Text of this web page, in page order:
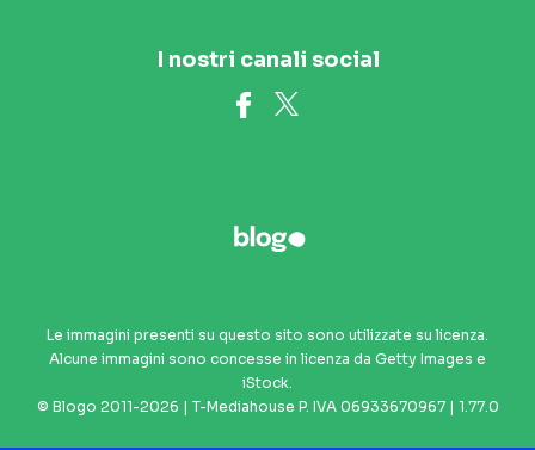
I nostri canali social
Le immagini presenti su questo sito sono utilizzate su licenza.
Alcune immagini sono concesse in licenza da Getty Images e
iStock.
© Blogo 2011-2026 | T-Mediahouse P. IVA 06933670967 | 1.77.0